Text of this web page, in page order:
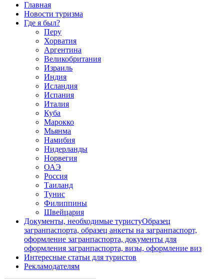
Главная
Новости туризма
Где я был?
Перу
Хорватия
Аргентина
Великобритания
Израиль
Индия
Исландия
Испания
Италия
Куба
Марокко
Мьянмa
Намибия
Нидерланды
Норвегия
ОАЭ
Россия
Таиланд
Тунис
Филиппины
Швейцария
Документы, необходимые туристуОбразец
загранпаспорта, образец анкеты на загранпаспорт,
оформление загранпаспорта, документы для
оформления загранпаспорта, визы, оформление виз
Интересные статьи для туристов
Рекламодателям